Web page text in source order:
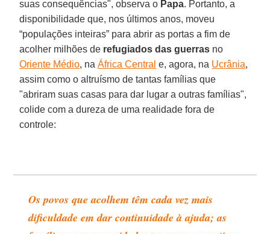
suas consequências", observa o Papa. Portanto, a
disponibilidade que, nos últimos anos, moveu
“populações inteiras” para abrir as portas a fim de
acolher milhões de refugiados das guerras no
Oriente Médio, naÁfrica Central e, agora, na Ucrânia,
assim como o altruísmo de tantas famílias que
"abriram suas casas para dar lugar a outras famílias",
colide com a dureza de uma realidade fora de
controle:
Os povos que acolhem têm cada vez mais
dificuldade em dar continuidade à ajuda; as